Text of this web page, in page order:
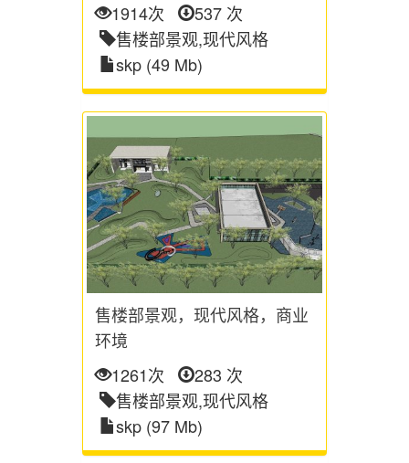
1914次
537 次
售楼部景观,现代风格
skp (49 Mb)
售楼部景观，现代风格，商业
环境
1261次
283 次
售楼部景观,现代风格
skp (97 Mb)